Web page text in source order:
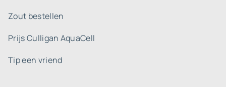
Zout bestellen
Prijs Culligan AquaCell
Tip een vriend